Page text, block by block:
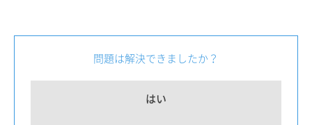
問題は解決できましたか？
はい